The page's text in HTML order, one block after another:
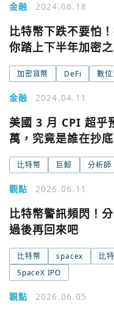
金融 2024.06.18
比特幣下跌不要怕
你踏上下半年加密
加密貨幣 DeFi 數
金融 2024.04.11
美國 3 月 CPI 超乎
萬，究竟是誰在抄底
比特幣 巨鯨 分析師
觀點 2026.06.11
比特幣警訊頻閃！
過後再回來吧
比特幣 spacex 比
SpaceX IPO
觀點 2026.06.05